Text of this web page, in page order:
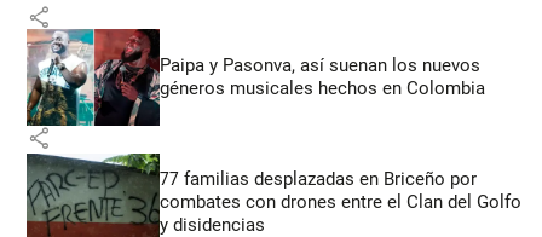
share
Paipa y Pasonva, así suenan los nuevos
géneros musicales hechos en Colombia
share
77 familias desplazadas en Briceño por
combates con drones entre el Clan del Golfo
y disidencias